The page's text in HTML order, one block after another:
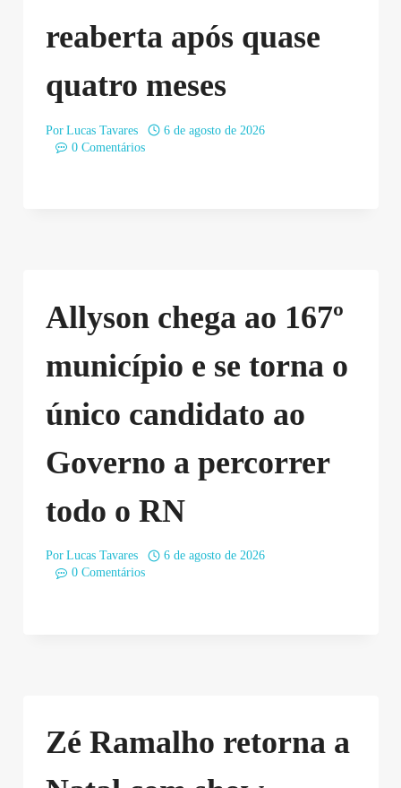
reaberta após quase
quatro meses
Por Lucas Tavares
6 de agosto de 2026
0 Comentários
Allyson chega ao 167º
município e se torna o
único candidato ao
Governo a percorrer
todo o RN
Por Lucas Tavares
6 de agosto de 2026
0 Comentários
Zé Ramalho retorna a